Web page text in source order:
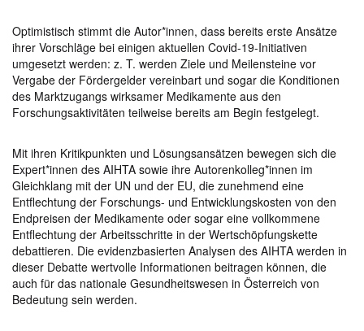
Optimistisch stimmt die Autor*innen, dass bereits erste Ansätze
ihrer Vorschläge bei einigen aktuellen Covid-19-Initiativen
umgesetzt werden: z. T. werden Ziele und Meilensteine vor
Vergabe der Fördergelder vereinbart und sogar die Konditionen
des Marktzugangs wirksamer Medikamente aus den
Forschungsaktivitäten teilweise bereits am Begin festgelegt.
Mit ihren Kritikpunkten und Lösungsansätzen bewegen sich die
Expert*innen des AIHTA sowie ihre Autorenkolleg*innen im
Gleichklang mit der UN und der EU, die zunehmend eine
Entflechtung der Forschungs- und Entwicklungskosten von den
Endpreisen der Medikamente oder sogar eine vollkommene
Entflechtung der Arbeitsschritte in der Wertschöpfungskette
debattieren. Die evidenzbasierten Analysen des AIHTA werden in
dieser Debatte wertvolle Informationen beitragen können, die
auch für das nationale Gesundheitswesen in Österreich von
Bedeutung sein werden.